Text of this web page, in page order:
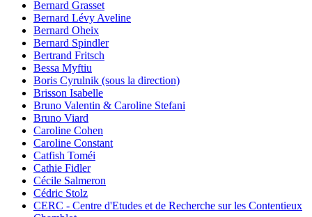
Bernard Grasset
Bernard Lévy Aveline
Bernard Oheix
Bernard Spindler
Bertrand Fritsch
Bessa Myftiu
Boris Cyrulnik (sous la direction)
Brisson Isabelle
Bruno Valentin & Caroline Stefani
Bruno Viard
Caroline Cohen
Caroline Constant
Catfish Toméi
Cathie Fidler
Cécile Salmeron
Cédric Stolz
CERC - Centre d'Etudes et de Recherche sur les Contentieux